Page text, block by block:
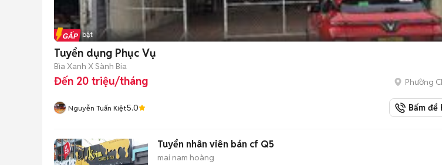
Tin nổi bật
Tuyển dụng Phục Vụ
Bìa Xanh X Sành Bia
Đến 20 triệu/tháng Phường
Nguyễn Tuấn Kiệt5.0 Bấm để
Tuyển nhân viên bán cf Q5
mai nam hoàng